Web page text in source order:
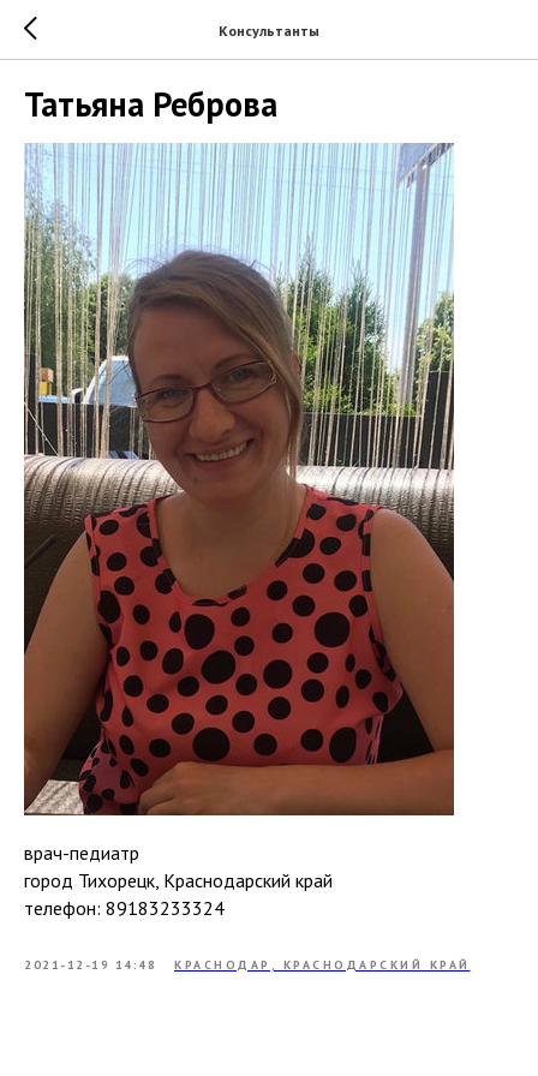
Консультанты
Татьяна Реброва
врач-педиатр
город Тихорецк, Краснодарский край
телефон: 89183233324
2021-12-19 14:48 КРАСНОДАР, КРАСНОДАРСКИЙ КРАЙ